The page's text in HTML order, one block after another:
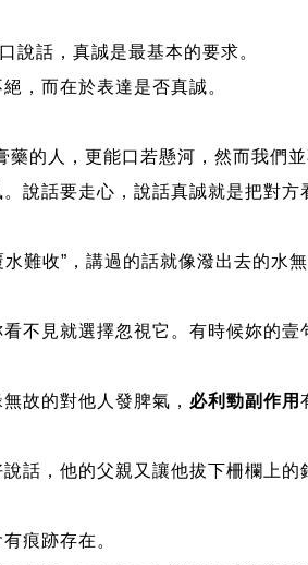
話，真誠是最基本的要求。
，而在於表達是否真誠。
藥的人，更能口若懸河，然而我們
話要走心，說話真誠就是把對方
難收”，講過的話就像潑出去的水
見就選擇忽視它。有時候妳的壹
故的對他人發脾氣， 必利勁副作用
，他的父親又讓他拔下柵欄上的
痕跡存在。